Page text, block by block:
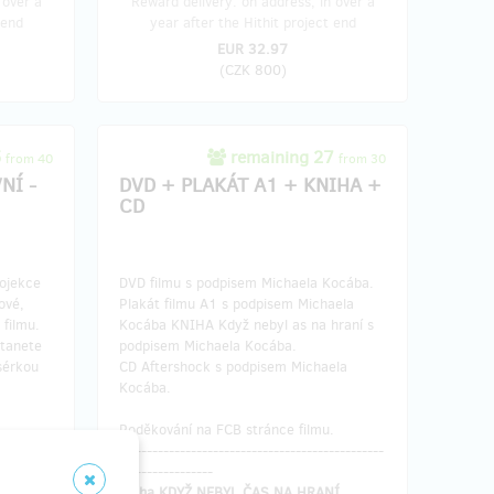
EUR 32.97
(CZK 800)
from 40
-
remaining 27 from 30
DVD + PLAKÁT A1 + KNIHA +
CD
DVD filmu s podpisem Michaela Kocába.
Plakát filmu A1 s podpisem Michaela
Kocába KNIHA Když nebyl as na hraní s
podpisem Michaela Kocába.
CD Aftershock s podpisem Michaela
Kocába.
Poděkování na FCB stránce filmu.
------------------------------------------------
-----------------